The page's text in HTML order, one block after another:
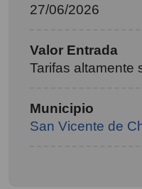
27/06/2026
Valor Entrada
Tarifas altamente
Municipio
San Vicente de